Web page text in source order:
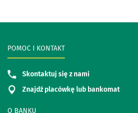
O BANKU
POMOC I KONTAKT
Skontaktuj się z nami
Znajdź placówkę lub bankomat